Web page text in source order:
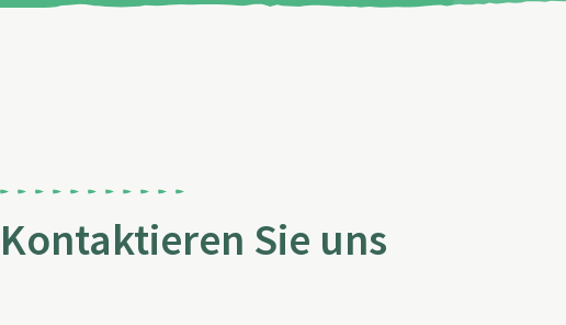
Kontaktieren Sie uns